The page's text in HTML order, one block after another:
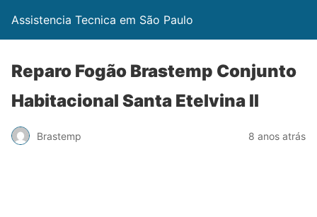
Assistencia Tecnica em São Paulo
Reparo Fogão Brastemp Conjunto
Habitacional Santa Etelvina II
Brastemp 8 anos atrás